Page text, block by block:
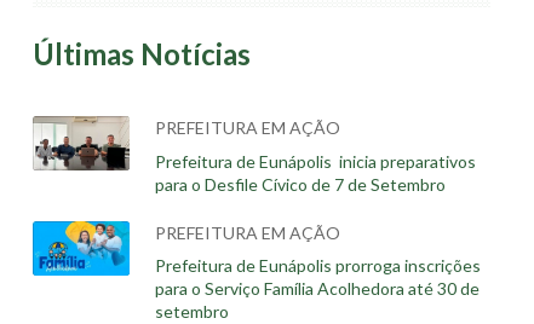
Últimas Notícias
PREFEITURA EM AÇÃO
Prefeitura de Eunápolis inicia preparativos
para o Desfile Cívico de 7 de Setembro
PREFEITURA EM AÇÃO
Prefeitura de Eunápolis prorroga inscrições
para o Serviço Família Acolhedora até 30 de
setembro